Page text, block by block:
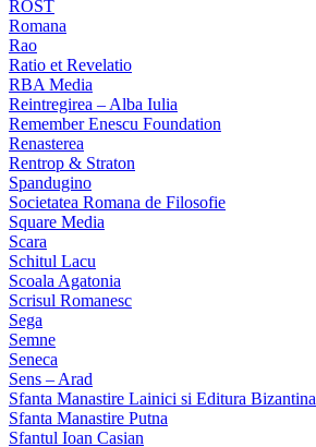
ROST
Romana
Rao
Ratio et Revelatio
RBA Media
Reintregirea – Alba Iulia
Remember Enescu Foundation
Renasterea
Rentrop & Straton
Spandugino
Societatea Romana de Filosofie
Square Media
Scara
Schitul Lacu
Scoala Agatonia
Scrisul Romanesc
Sega
Semne
Seneca
Sens – Arad
Sfanta Manastire Lainici si Editura Bizantina
Sfanta Manastire Putna
Sfantul Ioan Casian